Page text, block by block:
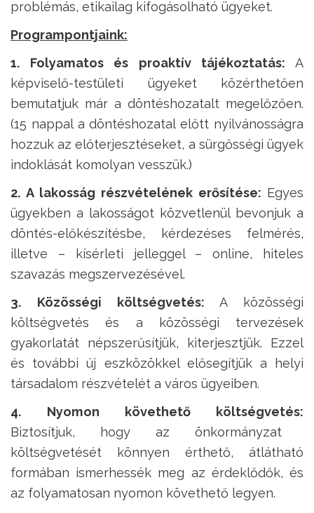
problémás, etikailag kifogásolható ügyeket.
Programpontjaink:
1. Folyamatos és proaktív tájékoztatás: A
képviselő-testületi ügyeket közérthetően
bemutatjuk már a döntéshozatalt megelőzően.
(15 nappal a döntéshozatal előtt nyilvánosságra
hozzuk az előterjesztéseket, a sürgősségi ügyek
indoklását komolyan vesszük.)
2. A lakosság részvételének erősítése: Egyes
ügyekben a lakosságot közvetlenül bevonjuk a
döntés-előkészítésbe, kérdezéses felmérés,
illetve – kísérleti jelleggel – online, hiteles
szavazás megszervezésével.
3. Közösségi költségvetés: A közösségi
költségvetés és a közösségi tervezések
gyakorlatát népszerűsítjük, kiterjesztjük. Ezzel
és további új eszközökkel elősegítjük a helyi
társadalom részvételét a város ügyeiben.
4. Nyomon követhető költségvetés:
Biztosítjuk, hogy az önkormányzat
költségvetését könnyen érthető, átlátható
formában ismerhessék meg az érdeklődők, és
az folyamatosan nyomon követhető legyen.